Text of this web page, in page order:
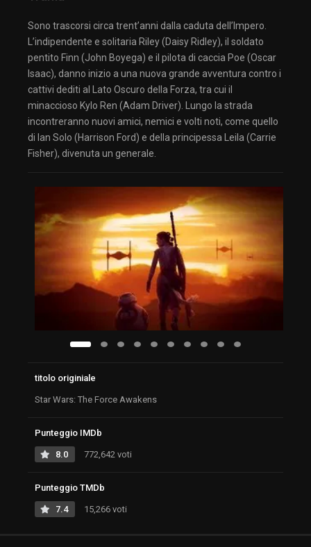
Sono trascorsi circa trent’anni dalla caduta dell’Impero.
L’indipendente e solitaria Riley (Daisy Ridley), il soldato
pentito Finn (John Boyega) e il pilota di caccia Poe (Oscar
Isaac), danno inizio a una nuova grande avventura contro i
cattivi dediti al Lato Oscuro della Forza, tra cui il
minaccioso Kylo Ren (Adam Driver). Lungo la strada
incontreranno nuovi amici, nemici e volti noti, come quello
di Ian Solo (Harrison Ford) e della principessa Leila (Carrie
Fisher), divenuta un generale.
titolo originiale
Star Wars: The Force Awakens
Punteggio IMDb
8.0 772,642 voti
Punteggio TMDb
7.4 15,266 voti